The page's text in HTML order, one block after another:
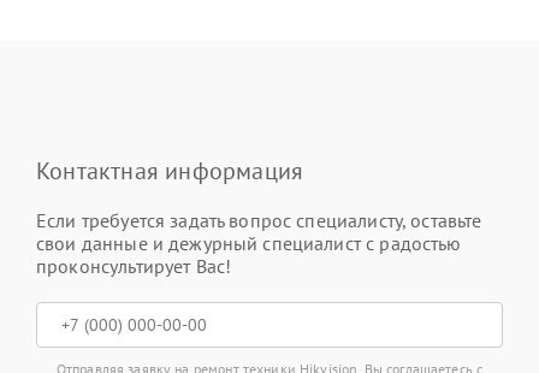
Контактная информация
Если требуется задать вопрос специалисту, оставьте
свои данные и дежурный специалист с радостью
проконсультирует Вас!
Отправляя заявку на ремонт техники Hikvision, Вы соглашаетесь с